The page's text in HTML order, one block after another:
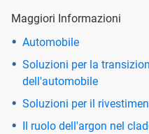
Maggiori Informazioni
Automobile
Soluzioni per la
dell'automobile
Soluzioni per il
Il ruolo dell'argon nel